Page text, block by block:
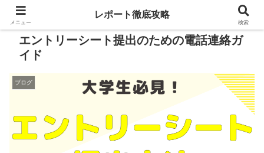
エントリーシート提出のための電話連絡ガ
イド
ブログ
メニュー
レポート徹底攻略
検索